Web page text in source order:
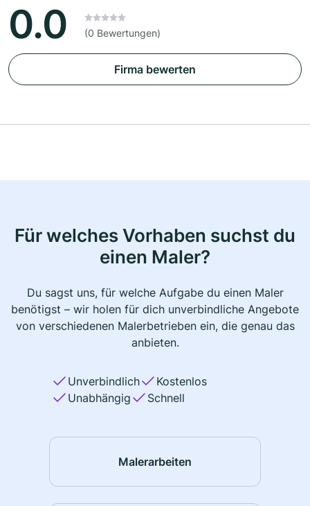
0.0 (0 Bewertungen)
Firma bewerten
Für welches Vorhaben suchst du
einen Maler?
Du sagst uns, für welche Aufgabe du einen Maler
benötigst – wir holen für dich unverbindliche Angebote
von verschiedenen Malerbetrieben ein, die genau das
anbieten.
Unverbindlich
Kostenlos
Unabhängig
Schnell
Malerarbeiten